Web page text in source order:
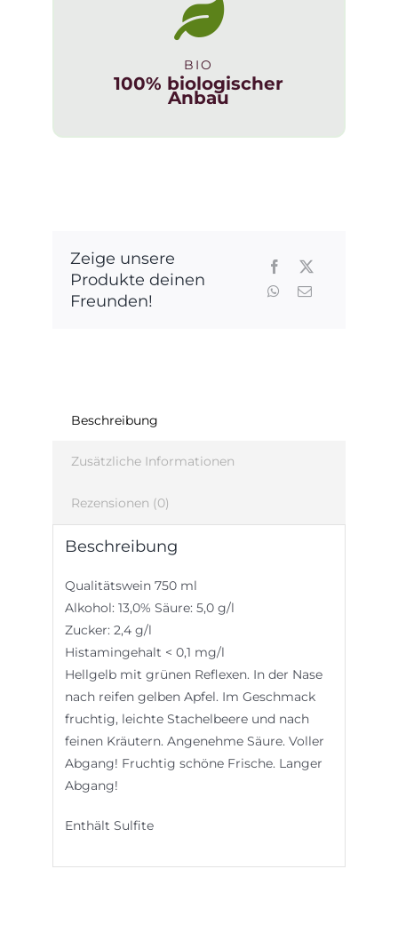
BIO
100% biologischer
Anbau
Beschreibung
Zusätzliche Informationen
Rezensionen (0)
Beschreibung
Qualitätswein 750 ml
Alkohol: 13,0% Säure: 5,0 g/l
Zucker: 2,4 g/l
Histamingehalt < 0,1 mg/l
Hellgelb mit grünen Reflexen. In der Nase
nach reifen gelben Apfel. Im Geschmack
fruchtig, leichte Stachelbeere und nach
feinen Kräutern. Angenehme Säure. Voller
Abgang! Fruchtig schöne Frische. Langer
Abgang!
Enthält Sulfite
Zeige unsere
Produkte deinen
Freunden!